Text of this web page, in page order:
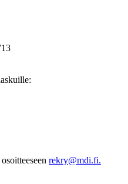
rekry@mdi.fi.